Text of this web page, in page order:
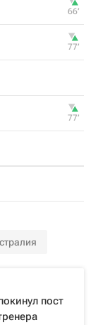
66‎’‎
77‎’‎
77‎’‎
пост